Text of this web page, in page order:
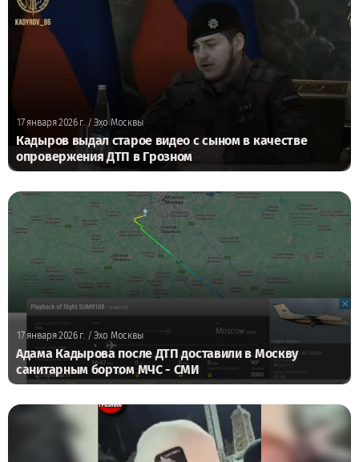
17 января 2026 г./ Эхо Москвы
Кадыров выдал старое видео с сыном в качестве
опровержения ДТП в Грозном
17 января 2026 г./ Эхо Москвы
Адама Кадырова после ДТП доставили в Москву
санитарным бортом МЧС - СМИ